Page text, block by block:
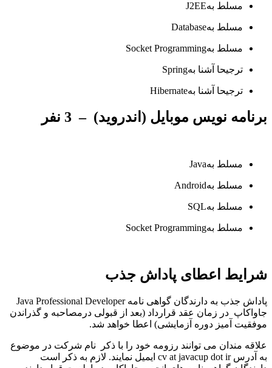
مسلط بهJ2EE
مسلط بهDatabase
مسلط بهSocket Programming
ترجیحا آشنا بهSpring
ترجیحا آشنا بهHibernate
برنامه نویس موبایل (اندروید) – 3 نفر
مسلط بهJava
مسلط بهAndroid
مسلط بهSQL
مسلط بهSocket Programming
شرایط اعطای پاداش جذب
پاداش جذب به دارندگان گواهی نامه Java Professional Developer
جاواکاپ در زمان عقد قرارداد (بعد از قبولی درمصاحبه و گذراندن
موفقیت آمیز دوره آزمایشی) اعطا خواهد شد.
علاقه مندان می توانند رزومه خود را با ذکر نام شرکت در موضوع
به آدرس cv at javacup dot ir ایمیل نمایند. لازم به ذکر است